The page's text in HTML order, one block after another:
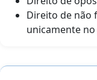
Direito de não
unicamente